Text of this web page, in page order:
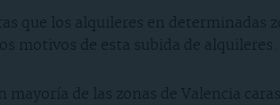
que los alquileres en determinadas
motivos de esta subida de alquileres.
de las zonas de Valencia